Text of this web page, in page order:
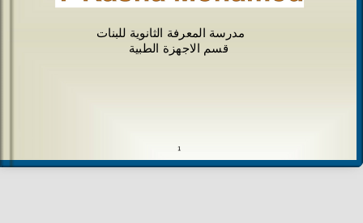
مدرسة المعرفة الثانوية للبنات
قسم الاجهزة الطبية